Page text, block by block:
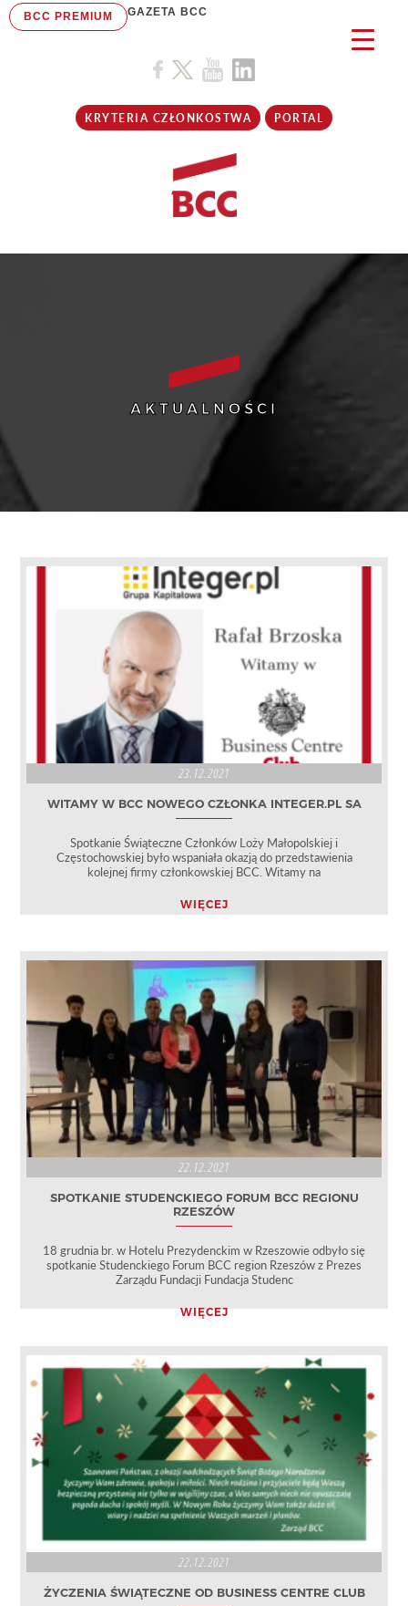
BCC PREMIUM GAZETA BCC
KRYTERIA CZŁONKOSTWA PORTAL
AKTUALNOŚCI
23.12.2021
WITAMY W BCC NOWEGO CZŁONKA INTEGER.PL SA
Spotkanie Świąteczne Członków Loży Małopolskiej i
Częstochowskiej było wspaniała okazją do przedstawienia
kolejnej firmy członkowskiej BCC. Witamy na
WIĘCEJ
22.12.2021
SPOTKANIE STUDENCKIEGO FORUM BCC REGIONU
RZESZÓW
18 grudnia br. w Hotelu Prezydenckim w Rzeszowie odbyło się
spotkanie Studenckiego Forum BCC region Rzeszów z Prezes
Zarządu Fundacji Fundacja Studenc
WIĘCEJ
22.12.2021
ŻYCZENIA ŚWIĄTECZNE OD BUSINESS CENTRE CLUB